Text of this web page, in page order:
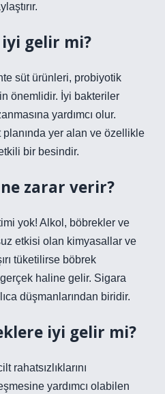
gelir mi?
süt ürünleri, probiyotik
önemlidir. İyi bakteriler
yardımcı olur.
planında yer alan ve özellikle
bir besindir.
zarar verir?
yok! Alkol, böbrekler ve
etkisi olan kimyasallar ve
tüketilirse böbrek
haline gelir. Sigara
düşmanlarından biridir.
iyi gelir mi?
rahatsızlıklarını
yardımcı olabilen